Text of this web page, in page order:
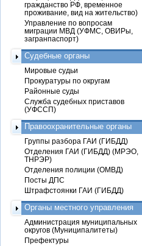
гражданство РФ, временное
проживание, вид на жительство)
Управление по вопросам
миграции МВД (УФМС, ОВИРы,
загранпаспорт)
Судебные органы
Мировые судьи
Прокуратуры по округам
Районные суды
Служба судебных приставов
(УФССП)
Правоохранительные органы
Группы разбора ГАИ (ГИБДД)
Отделения ГАИ (ГИБДД) (МРЭО,
ТНРЭР)
Отделения полиции (ОМВД)
Посты ДПС
Штрафстоянки ГАИ (ГИБДД)
Органы местного управления
Администрация муниципальных
округов (Муниципалитеты)
Префектуры